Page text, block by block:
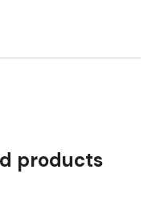
products